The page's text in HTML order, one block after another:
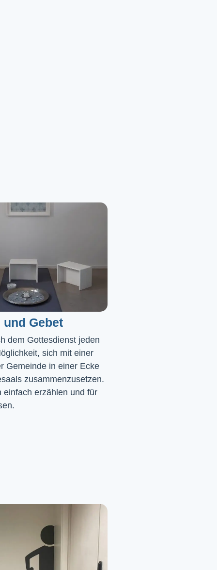
und Gebet
dem Gottesdienst jeden
sich mit einer
Gemeinde in einer Ecke
zusammenzusetzen.
einfach erzählen und für